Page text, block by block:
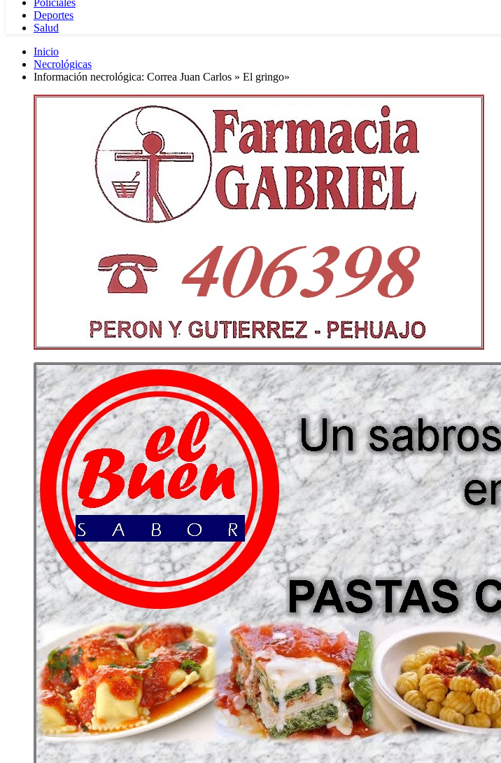
Policiales
Deportes
Salud
Inicio
Necrológicas
Información necrológica: Correa Juan Carlos » El gringo»